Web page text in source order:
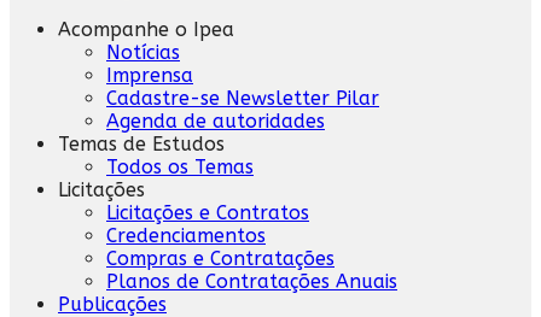
Acompanhe o Ipea
Notícias
Imprensa
Cadastre-se Newsletter Pilar
Agenda de autoridades
Temas de Estudos
Todos os Temas
Licitações
Licitações e Contratos
Credenciamentos
Compras e Contratações
Planos de Contratações Anuais
Publicações